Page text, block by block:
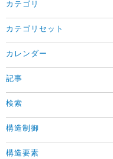
カテゴリ
カテゴリセット
カレンダー
記事
検索
構造制御
構造要素